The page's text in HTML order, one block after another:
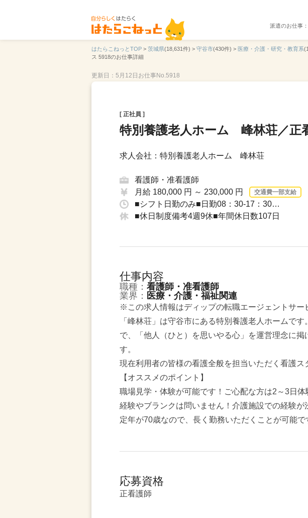
派遣のお仕事
はたらこねっとTOP > 茨城県(18,631件) > 守谷市(430件) > 医療・介護・研究・教育系
ス 5918のお仕事詳細
更新日：5月12日 お仕事No.5918
[ 正社員 ]
特別養護老人ホーム 峰林荘／正
求人会社：特別養護老人ホーム 峰林荘
看護師・准看護師
月給 180,000 円 ～ 230,000 円
交通費一部支給
■シフト日勤のみ■日勤08：30-17：30…
■休日制度備考4週9休■年間休日数107日
仕事内容
職種： 看護師・准看護師
業界： 医療・介護・福祉関連
※この求人情報はディップの転職エージェントサー
「峰林荘」は守谷市にある特別養護老人ホームで
で、「他人（ひと）を思いやる心」を運営理念に
す。
現在利用者の皆様の看護全般を担当いただく看護ス
【オススメのポイント】
職場見学・体験が可能です！ご心配な方は2～3日
経験やブランクは問いません！介護施設での経験
定年が70歳なので、長く勤務いただくことが可能で
応募資格
正看護師